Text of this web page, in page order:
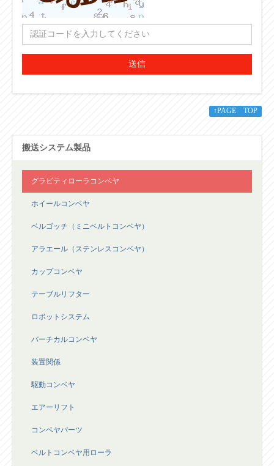
送信
↑PAGE TOP
搬送システム製品
グラビティローラコンベヤ
ホイールコンベヤ
ベルゴッチ（ミニベルトコンベヤ）
アラエール（ステンレスコンベヤ）
カップコンベヤ
テーブルリフター
ロボットシステム
バーチカルコンベヤ
装置関係
駆動コンベヤ
エアーリフト
コンベヤパーツ
ベルトコンベヤ用ローラ